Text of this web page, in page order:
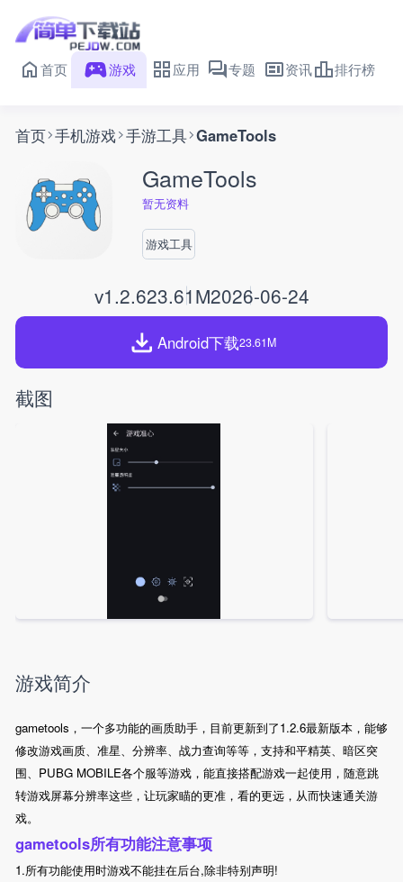
首页 游戏 应用 专题 资讯 排行榜
首页 手机游戏 手游工具 GameTools
GameTools
暂无资料
游戏工具
v1.2.623.61M2026-06-24
Android下载23.61M
截图
游戏简介
gametools，一个多功能的画质助手，目前更新到了1.2.6最新版本，能够
修改游戏画质、准星、分辨率、战力查询等等，支持和平精英、暗区突
围、PUBG MOBILE各个服等游戏，能直接搭配游戏一起使用，随意跳
转游戏屏幕分辨率这些，让玩家瞄的更准，看的更远，从而快速通关游
戏。
gametools所有功能注意事项
1.所有功能使用时游戏不能挂在后台,除非特别声明!